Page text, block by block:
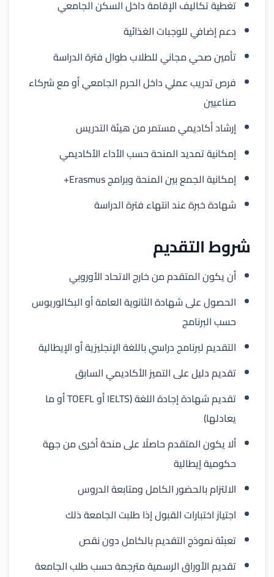
تغطية تكاليف الإقامة داخل السكن الجامعي
دعم إضافي للوجبات الغذائية
تأمين صحي مجاني للطلاب طوال فترة الدراسة
فرص تدريب عملي داخل الحرم الجامعي أو مع شركاء
صناعيين
إرشاد أكاديمي مستمر من هيئة التدريس
إمكانية تمديد المنحة حسب الأداء الأكاديمي
إمكانية الجمع بين المنحة وبرامج Erasmus+
شهادة خبرة عند انتهاء فترة الدراسة
شروط التقديم
أن يكون المتقدم من خارج الاتحاد الأوروبي
الحصول على شهادة الثانوية العامة أو البكالوريوس
حسب البرنامج
التقديم لبرنامج دراسي باللغة الإنجليزية أو الإيطالية
تقديم دليل على التميز الأكاديمي السابق
تقديم شهادة إجادة اللغة (IELTS أو TOEFL أو ما
يعادلها)
ألا يكون المتقدم حاصلًا على منحة أخرى من جهة
حكومية إيطالية
الالتزام بالحضور الكامل ومتابعة الدروس
اجتياز اختبارات القبول إذا طلبت الجامعة ذلك
تعبئة نموذج التقديم بالكامل دون نقص
تقديم الأوراق الرسمية مترجمة حسب طلب الجامعة